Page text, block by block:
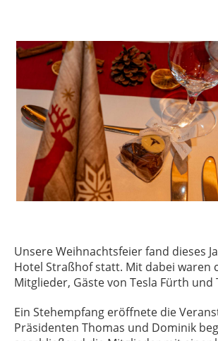
Unsere Weihnachtsfeier fand dieses
Hotel Straßhof statt. Mit dabei waren
Mitglieder, Gäste von Tesla Fürth und
Ein Stehempfang eröffnete die
Präsidenten Thomas und Dominik